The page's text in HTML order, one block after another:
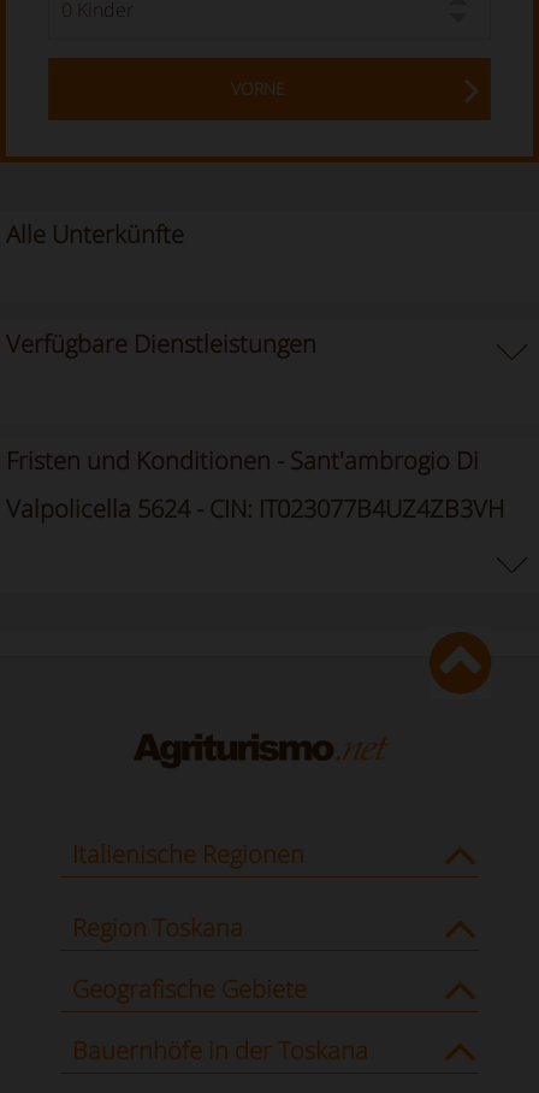
VORNE
Alle Unterkünfte
Verfügbare Dienstleistungen
Fristen und Konditionen - Sant'ambrogio Di
Valpolicella 5624 - CIN: IT023077B4UZ4ZB3VH
Italienische Regionen
Region Toskana
Geografische Gebiete
Bauernhöfe in der Toskana